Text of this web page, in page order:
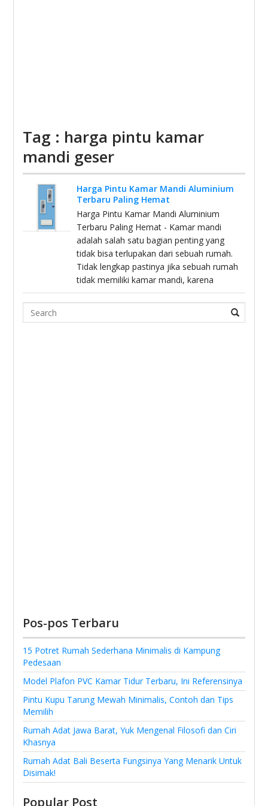
Tag : harga pintu kamar
mandi geser
Harga Pintu Kamar Mandi Aluminium
Terbaru Paling Hemat
Harga Pintu Kamar Mandi Aluminium
Terbaru Paling Hemat - Kamar mandi
adalah salah satu bagian penting yang
tidak bisa terlupakan dari sebuah rumah.
Tidak lengkap pastinya jika sebuah rumah
tidak memiliki kamar mandi, karena
Search
Pos-pos Terbaru
15 Potret Rumah Sederhana Minimalis di Kampung
Pedesaan
Model Plafon PVC Kamar Tidur Terbaru, Ini Referensinya
Pintu Kupu Tarung Mewah Minimalis, Contoh dan Tips
Memilih
Rumah Adat Jawa Barat, Yuk Mengenal Filosofi dan Ciri
Khasnya
Rumah Adat Bali Beserta Fungsinya Yang Menarik Untuk
Disimak!
Popular Post